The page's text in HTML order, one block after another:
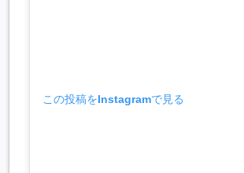
この投稿をInstagramで見る